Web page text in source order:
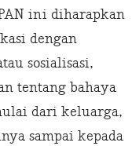
ini diharapkan
dengan
sosialisasi,
tentang bahaya
dari keluarga,
sampai kepada